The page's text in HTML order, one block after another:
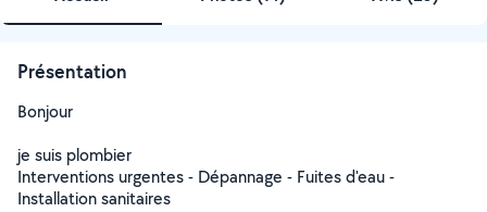
Présentation
Bonjour
je suis plombier
Interventions urgentes - Dépannage - Fuites d'eau -
Installation sanitaires